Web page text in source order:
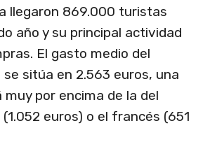
llegaron 869.000 turistas
año y su principal actividad
El gasto medio del
sitúa en 2.563 euros, una
por encima de la del
euros) o el francés (651